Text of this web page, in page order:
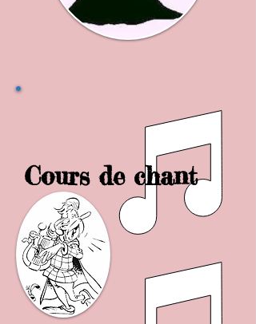
Cours de chant